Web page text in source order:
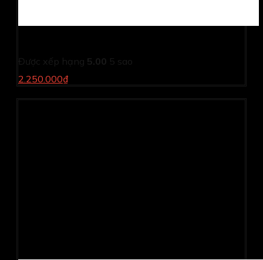
Được xếp hạng 5.00 5 sao
2.250.000₫